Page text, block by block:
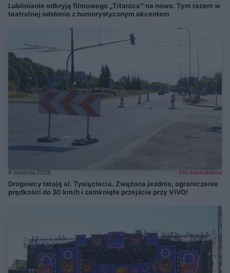
Lublinianie odkryją filmowego „Titanica” na nowo. Tym razem w
teatralnej odsłonie z humorystycznym akcentem
8 sierpnia 2026 Dla mieszkańca
Drogowcy łatają al. Tysiąclecia. Zwężona jezdnia, ograniczenie
prędkości do 30 km/h i zamknięte przejście przy VIVO!